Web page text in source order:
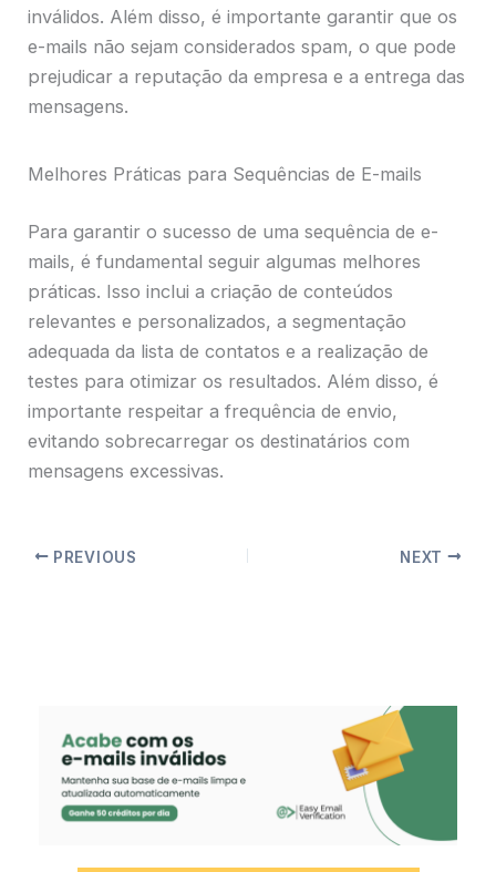
inválidos. Além disso, é importante garantir que os
e-mails não sejam considerados spam, o que pode
prejudicar a reputação da empresa e a entrega das
mensagens.
Melhores Práticas para Sequências de E-mails
Para garantir o sucesso de uma sequência de e-
mails, é fundamental seguir algumas melhores
práticas. Isso inclui a criação de conteúdos
relevantes e personalizados, a segmentação
adequada da lista de contatos e a realização de
testes para otimizar os resultados. Além disso, é
importante respeitar a frequência de envio,
evitando sobrecarregar os destinatários com
mensagens excessivas.
PREVIOUS NEXT